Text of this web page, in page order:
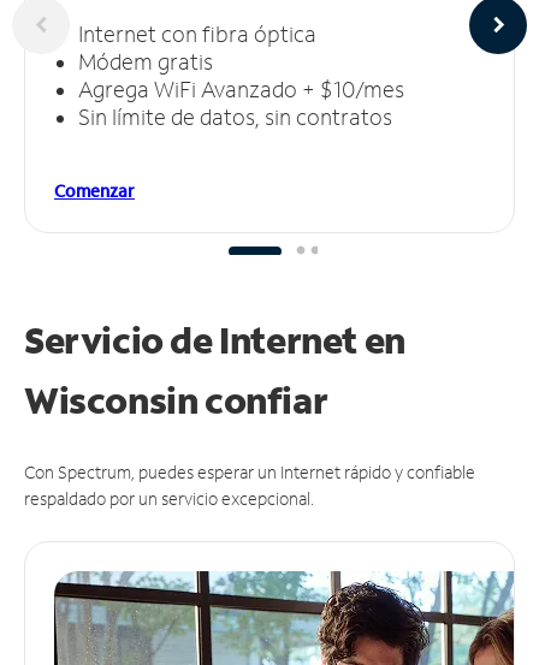
Internet con fibra óptica
Módem gratis
Agrega WiFi Avanzado + $10/mes
Sin límite de datos, sin contratos
Comenzar
Servicio de Internet en
Wisconsinconfiar
Con Spectrum, puedes esperar un Internet rápido y confiable
respaldado por un servicio excepcional.